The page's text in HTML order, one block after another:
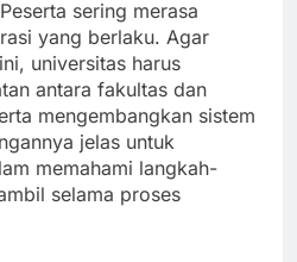
sering merasa
yang berlaku. Agar
universitas harus
antara fakultas dan
mengembangkan sistem
jelas untuk
memahami langkah-
selama proses